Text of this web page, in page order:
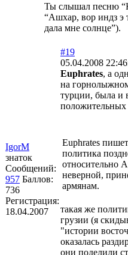
Ты слышал песню
“Ашхар, вор индз э
дала мне солнце”).
IgorM
знаток
Сообщений:
957 Баллов:
736
Регистрация:
18.04.2007
#19
05.04.2008
Euphrates, а
на
турции, была и
Euphrates
политика
относительно
неверной,
армянам.
такая же
грузии (я
"истории
оказалась
они поделили